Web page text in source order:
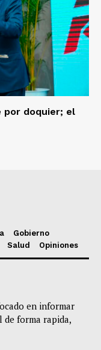
por doquier; el
Gobierno
Salud Opiniones
en informar
forma rapida,